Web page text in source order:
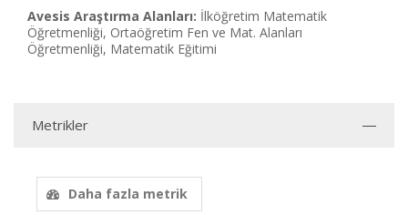
Avesis Araştırma Alanları: İlköğretim Matematik
Öğretmenliği, Ortaöğretim Fen ve Mat. Alanları
Öğretmenliği, Matematik Eğitimi
Metrikler
Daha fazla metrik